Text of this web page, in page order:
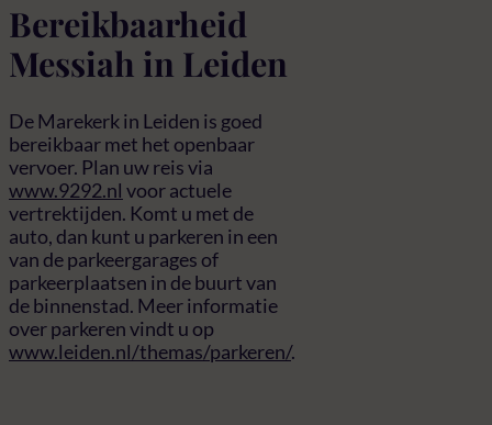
Bereikbaarheid
Messiah in Leiden
De Marekerk in Leiden is goed
bereikbaar met het openbaar
vervoer. Plan uw reis via
www.9292.nl voor actuele
vertrektijden. Komt u met de
auto, dan kunt u parkeren in een
van de parkeergarages of
parkeerplaatsen in de buurt van
de binnenstad. Meer informatie
over parkeren vindt u op
www.leiden.nl/themas/parkeren/.